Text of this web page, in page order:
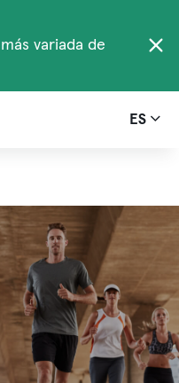
variada de
ES